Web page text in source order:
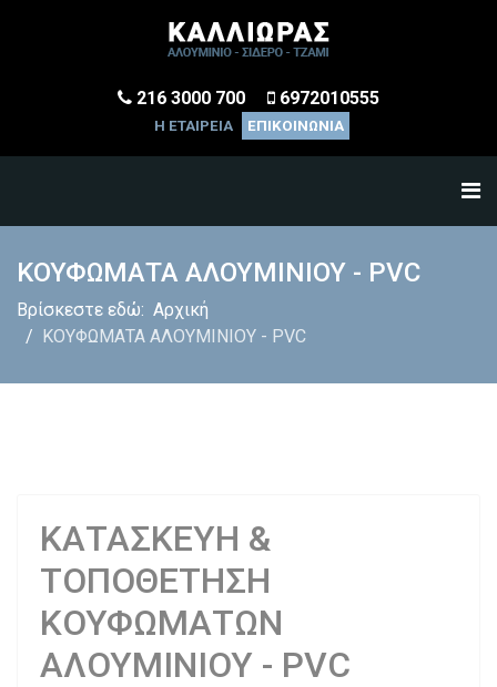
216 3000 700 6972010555
Η ΕΤΑΙΡΕΙΑ ΕΠΙΚΟΙΝΩΝΙΑ
ΚΟΥΦΩΜΑΤΑ ΑΛΟΥΜΙΝΙΟΥ - PVC
Βρίσκεστε εδώ: Αρχική
ΚΟΥΦΩΜΑΤΑ ΑΛΟΥΜΙΝΙΟΥ - PVC
ΚΑΤΑΣΚΕΥΗ &
ΤΟΠΟΘΕΤΗΣΗ
ΚΟΥΦΩΜΑΤΩΝ
ΑΛΟΥΜΙΝΙΟΥ - PVC